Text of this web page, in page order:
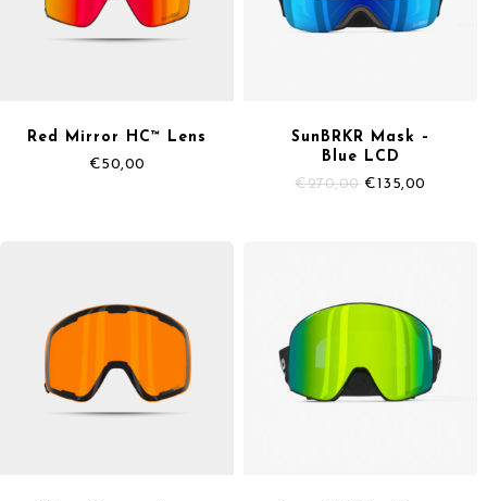
Red Mirror HC™ Lens
€50,00
SunBRKR Mask –
Blue LCD
€270,00 Il
€135,00